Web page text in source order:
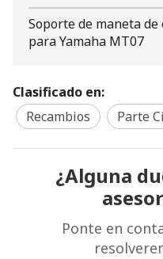
Soporte de maneta
para Yamaha MT07
Clasificado en:
Recambios
Parte
¿Alguna
Ponte en